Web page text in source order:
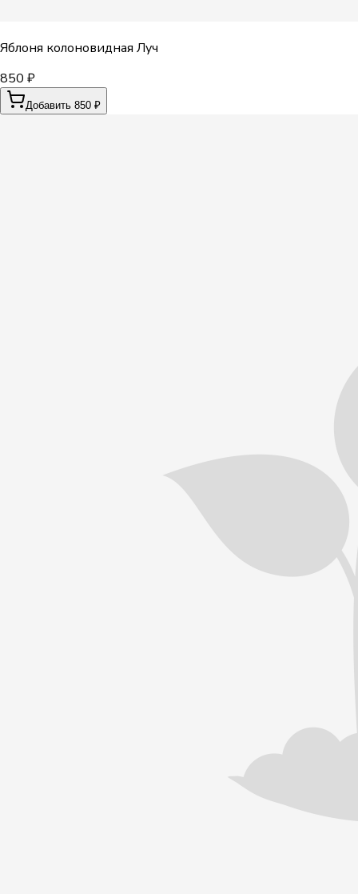
Яблоня колоновидная Луч
850 ₽
Добавить 850 ₽